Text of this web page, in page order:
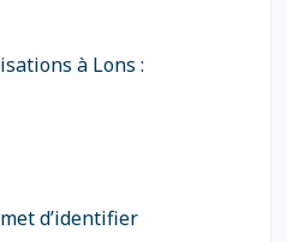
à Lons :
d’identifier